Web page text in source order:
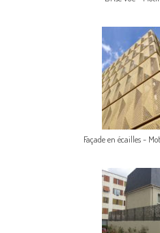
Façade en écailles -